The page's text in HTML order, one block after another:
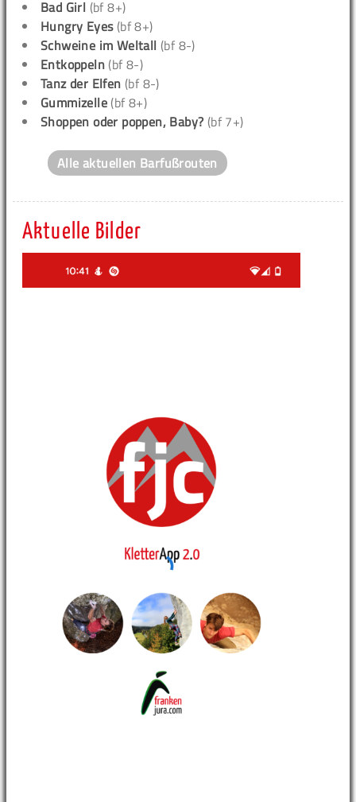
Bad Girl (bf 8+)
Hungry Eyes(bf 8+)
Schweine im Weltall (bf 8-)
Entkoppeln (bf 8-)
Tanz der Elfen (bf 8-)
Gummizelle (bf 8+)
Shoppen oder poppen, Baby? (bf 7+)
Alle aktuellen Barfußrouten
Aktuelle Bilder